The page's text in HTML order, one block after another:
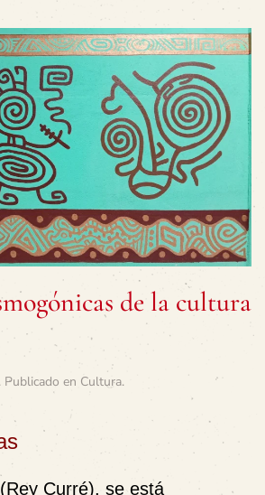
de la cultura
. Publicado en Cultura.
Curré), se está